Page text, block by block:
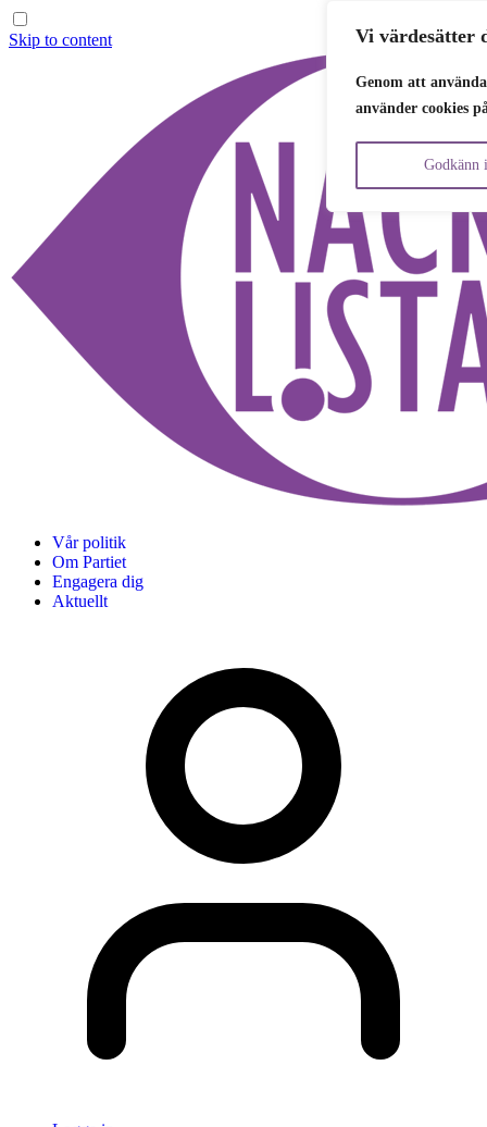
Vi värdesätter
Genom att
använder cookies
Godkänn
Skip to content
Vår politik
Om Partiet
Engagera dig
Aktuellt